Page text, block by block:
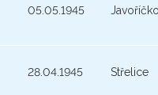
05.05.1945
28.04.1945 Střelice